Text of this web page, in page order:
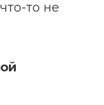
то не